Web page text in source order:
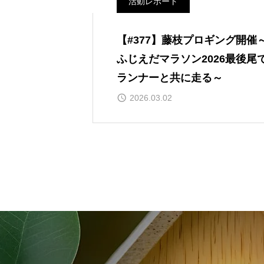
【#377】藤枝プロギング開催
ふじえだマラソン2026最後尾
ランナーと共に走る～
2026.03.02